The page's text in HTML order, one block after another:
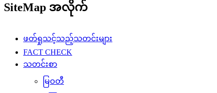
SiteMap အလိုက်
ဖတ်ရှုသင့်သည့်သတင်းများ
FACT CHECK
သတင်းစာ
မြဝတီ